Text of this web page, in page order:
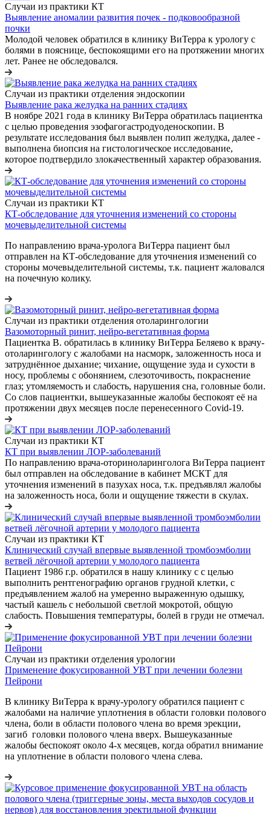
Случаи из практики КТ
Выявление аномалии развития почек - подковообразной
почки
Молодой человек обратился в клинику ВиТерра к урологу с
болями в пояснице, беспокоящими его на протяжении многих
лет. Ранее не обследовался.
Случаи из практики отделения эндоскопии
Выявление рака желудка на ранних стадиях
В ноябре 2021 года в клинику ВиТерра обратилась пациентка
с целью проведения эзофагогастродуоденоскопии. В
результате исследования был выявлен полип желудка, далее -
выполнена биопсия на гистологическое исследование,
которое подтвердило злокачественный характер образования.
Случаи из практики КТ
КТ-обследование для уточнения изменений со стороны
мочевыделительной системы
По направлению врача-уролога ВиТерра пациент был
отправлен на КТ-обследование для уточнения изменений со
стороны мочевыделительной системы, т.к. пациент жаловался
на почечную колику.
Случаи из практики отделения отоларингологии
Вазомоторный ринит, нейро-вегетативная форма
Пациентка В. обратилась в клинику ВиТерра Беляево к врачу-
отоларингологу с жалобами на насморк, заложенность носа и
затруднённое дыхание; чихание, ощущение зуда и сухости в
носу, проблемы с обонянием, слезоточивость, покраснение
глаз; утомляемость и слабость, нарушения сна, головные боли.
Со слов пациентки, вышеуказанные жалобы беспокоят её на
протяжении двух месяцев после перенесенного Covid-19.
Случаи из практики КТ
КТ при выявлении ЛОР-заболеваний
По направлению врача-оториноларинголога ВиТерра пациент
был отправлен на обследование в кабинет МСКТ для
уточнения изменений в пазухах носа, т.к. предъявлял жалобы
на заложенность носа, боли и ощущение тяжести в скулах.
Случаи из практики КТ
Клинический случай впервые выявленной тромбоэмболии
ветвей лёгочной артерии у молодого пациента
Пациент 1986 г.р. обратился в нашу клинику с с целью
выполнить рентгенографию органов грудной клетки, с
предъявлением жалоб на умеренно выраженную одышку,
частый кашель с небольшой светлой мокротой, общую
слабость. Повышения температуры, болей в груди не отмечал.
Случаи из практики отделения урологии
Применение фокусированной УВТ при лечении болезни
Пейрони
В клинику ВиТерра к врачу-урологу обратился пациент с
жалобами на наличие уплотнения в области головки полового
члена, боли в области полового члена во время эрекции,
загиб головки полового члена вверх. Вышеуказанные
жалобы беспокоят около 4-х месяцев, когда обратил внимание
на уплотнение в области полового члена слева.